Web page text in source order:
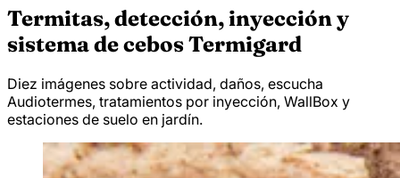
Termitas, detección, inyección y
sistema de cebos Termigard
Diez imágenes sobre actividad, daños, escucha
Audiotermes, tratamientos por inyección, WallBox y
estaciones de suelo en jardín.